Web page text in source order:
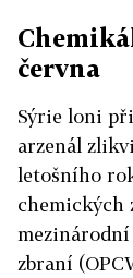
června
Sýrie loni
arzenál
letošního
chemických
mezinárodní
zbraní